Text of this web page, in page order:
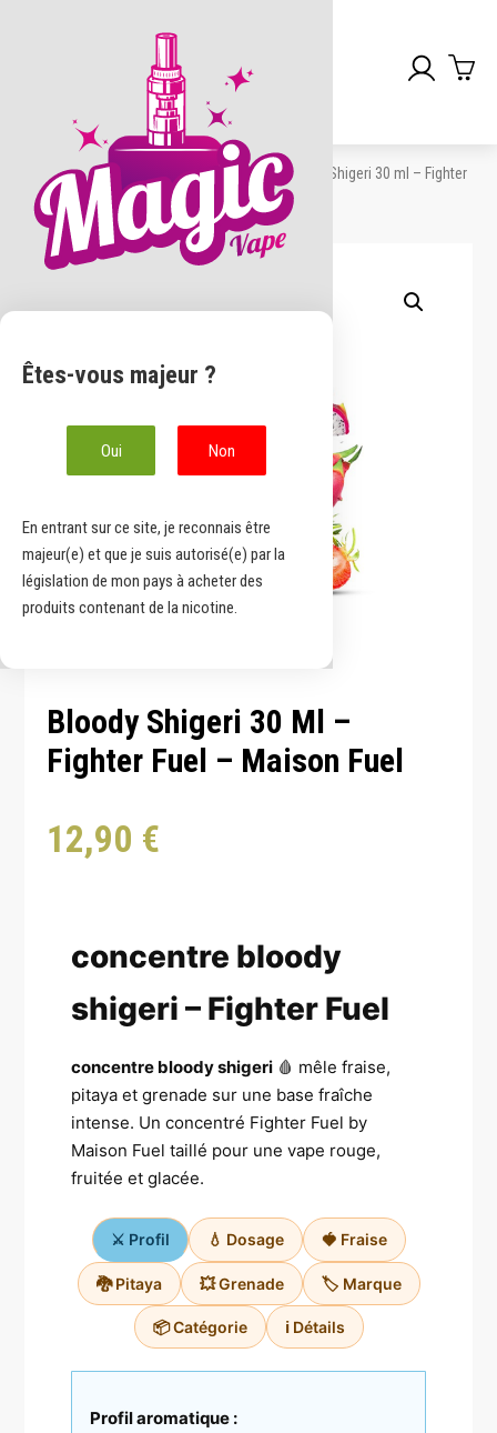
Êtes-vous majeur ?
Oui Non
En entrant sur ce site, je reconnais être
majeur(e) et que je suis autorisé(e) par la
législation de mon pays à acheter des
produits contenant de la nicotine.
contentAccueil/Concentré 30ml/Maison Fuel / Bloody Shigeri 30 ml – Fighter
Fuel – Maison Fuel
Bloody Shigeri 30 Ml –
Fighter Fuel – Maison Fuel
12,90 €
concentre bloody
shigeri – Fighter Fuel
concentre bloody shigeri 🩸 mêle fraise,
pitaya et grenade sur une base fraîche
intense. Un concentré Fighter Fuel by
Maison Fuel taillé pour une vape rouge,
fruitée et glacée.
⚔️ Profil 💧 Dosage 🍓 Fraise
🐉 Pitaya 💥 Grenade 🏷️ Marque
📦 Catégorie ℹ️ Détails
Profil aromatique :